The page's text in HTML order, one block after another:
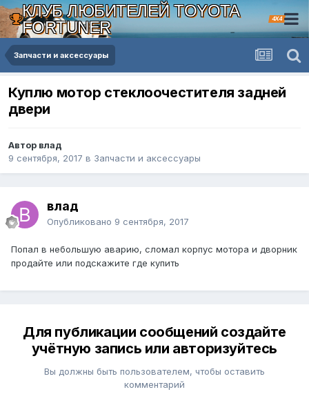
КЛУБ ЛЮБИТЕЛЕЙ TOYOTA
FORTUNER
4X4
Запчасти и аксессуары
Куплю мотор стеклоочестителя задней
двери
Автор влад
9 сентября, 2017 в Запчасти и аксессуары
влад
Опубликовано 9 сентября, 2017
Попал в небольшую аварию, сломал корпус мотора и дворник
продайте или подскажите где купить
Для публикации сообщений создайте
учётную запись или авторизуйтесь
Вы должны быть пользователем, чтобы оставить
комментарий